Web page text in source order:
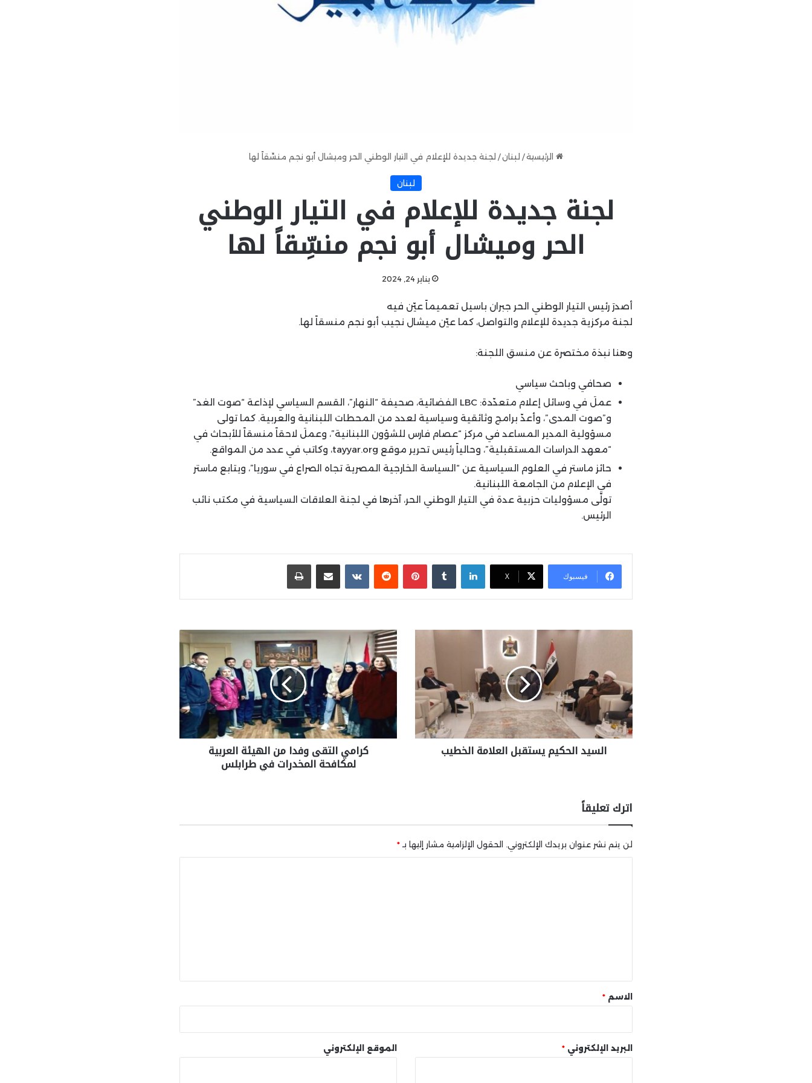
الرئيسية/ لبنان/ لجنة جديدة للإعلام في التيار الوطني الحر وميشال أبو نجم منسِّقاً لها
لبنان
لجنة جديدة للإعلام في التيار الوطني
الحر وميشال أبو نجم منسِّقاً لها
يناير 24, 2024
أصدرَ رئيس التيار الوطني الحر جبران باسيل تعميماً عيّن فيه
لجنة مركزية جديدة للإعلام والتواصل، كما عيّن ميشال نجيب أبو نجم منسقاً لها.
وهنا نبذة مختصرة عن منسق اللجنة:
صحافي وباحث سياسي
عملَ في وسائل إعلام متعدّدة: LBC الفضائية، صحيفة “النهار”، القسم السياسي لإذاعة “صوت الغد”
و”صوت المدى”، وأعدّ برامج وثائقية وسياسية لعدد من المحطات اللبنانية والعربية. كما تولى
مسؤولية المدير المساعد في مركز “عصام فارس للشؤون اللبنانية”، وعملَ لاحقاً منسقاً للأبحاث في
“معهد الدراسات المستقبلية”، وحالياً رئيس تحرير موقع tayyar.org، وكاتب في عدد من المواقع.
حائز ماستر في العلوم السياسية عن “السياسة الخارجية المصرية تجاه الصراع في سوريا”، ويتابع ماستر
في الإعلام من الجامعة اللبنانية.
تولّى مسؤوليات حزبية عدة في التيار الوطني الحر، آخرها في لجنة العلاقات السياسية في مكتب نائب
الرئيس.
فيسبوك X
لينكدإن بينتيريست مشاركة عبر البريد طباعة
السيد الحكيم يستقبل العلامة الخطيب كرامي التقى وفدا من الهيئة العربية
لمكافحة المخدرات في طرابلس
اترك تعليقاً
لن يتم نشر عنوان بريدك الإلكتروني. الحقول الإلزامية مشار إليها بـ *
* الاسم *
البريد الإلكتروني * الموقع الإلكتروني